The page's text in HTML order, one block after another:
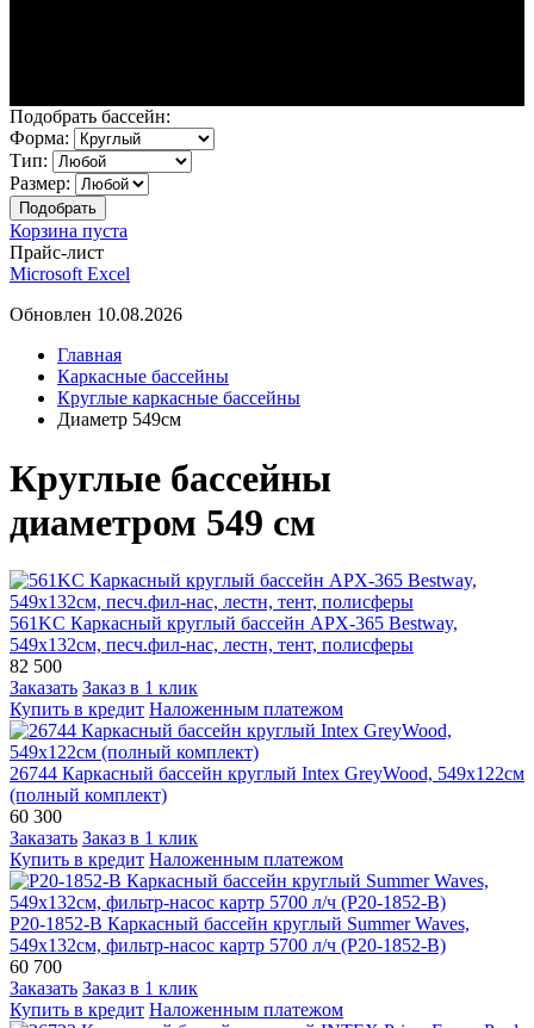
Подобрать бассейн:
Форма:
Тип:
Размер:
Корзина пуста
Прайс-лист
Microsoft Excel
Обновлен 10.08.2026
Главная
Каркасные бассейны
Круглые каркасные бассейны
Диаметр 549см
Круглые бассейны
диаметром 549 см
561KC Каркасный круглый бассейн APX-365 Bestway,
549х132см, песч.фил-нас, лестн, тент, полисферы
82 500
Заказать Заказ в 1 клик
Купить в кредит Наложенным платежом
26744 Каркасный бассейн круглый Intex GreyWood, 549х122см
(полный комплект)
60 300
Заказать Заказ в 1 клик
Купить в кредит Наложенным платежом
P20-1852-B Каркасный бассейн круглый Summer Waves,
549х132см, фильтр-насос картр 5700 л/ч (P20-1852-B)
60 700
Заказать Заказ в 1 клик
Купить в кредит Наложенным платежом